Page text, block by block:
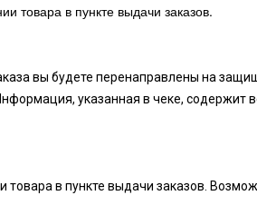
товара в пункте выдачи заказов.
вы будете перенаправлены на
указанная в чеке, содержит
в пункте выдачи заказов.